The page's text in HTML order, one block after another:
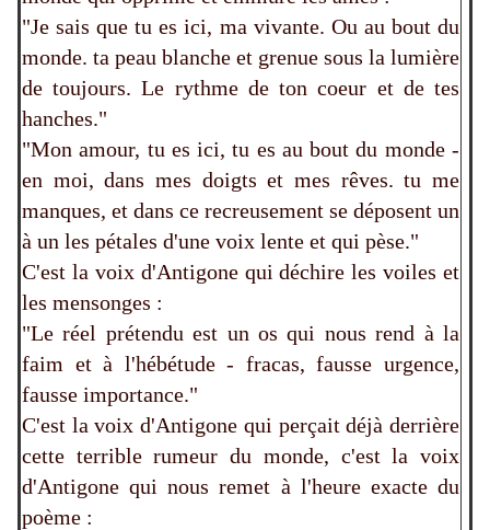
"Je sais que tu es ici, ma vivante. Ou au bout du
monde. ta peau blanche et grenue sous la lumière
de toujours. Le rythme de ton coeur et de tes
hanches."
"Mon amour, tu es ici, tu es au bout du monde -
en moi, dans mes doigts et mes rêves. tu me
manques, et dans ce recreusement se déposent un
à un les pétales d'une voix lente et qui pèse."
C'est la voix d'Antigone qui déchire les voiles et
les mensonges :
"Le réel prétendu est un os qui nous rend à la
faim et à l'hébétude - fracas, fausse urgence,
fausse importance."
C'est la voix d'Antigone qui perçait déjà derrière
cette terrible rumeur du monde, c'est la voix
d'Antigone qui nous remet à l'heure exacte du
poème :